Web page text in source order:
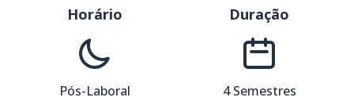
Horário
Pós-Laboral
Duração
4 Semestres